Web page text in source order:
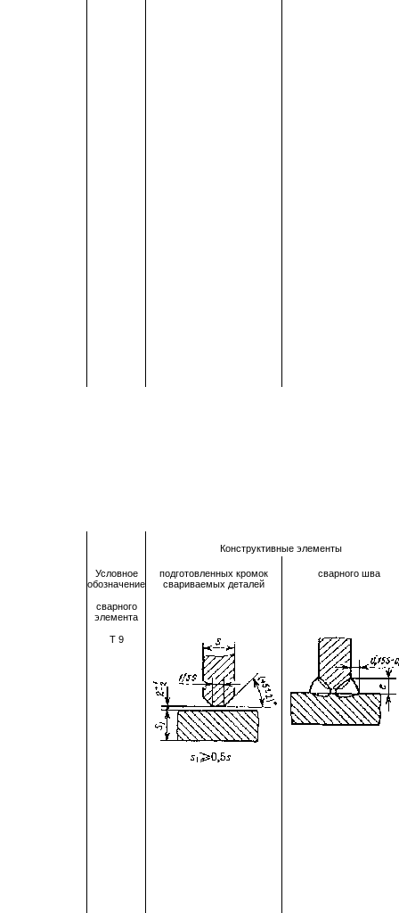
Конструктивные элементы
Условное
обозначение
подготовленных кромок
свариваемых деталей
сварного шва
сварного
элемента
Т9